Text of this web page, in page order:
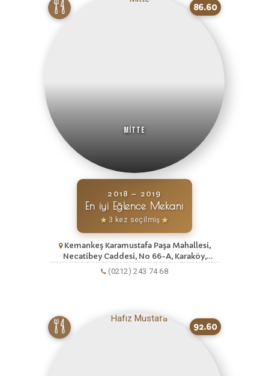
86.60
Mitte
2018 – 2019
En iyi Eğlence Mekanı
3 kez seçilmiş
Kemankeş Karamustafa Paşa Mahallesi,
Necatibey Caddesi, No 66-A, Karaköy,
Beyoğlu, Istanbul, Istanbul Avrupa
(0212) 243 74 68
92.60